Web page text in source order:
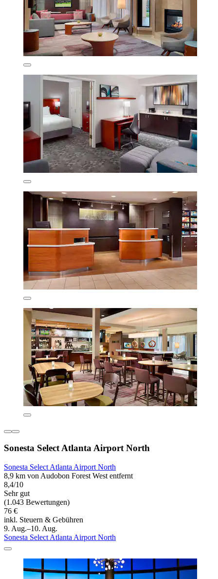
Sonesta Select Atlanta Airport North
Sonesta Select Atlanta Airport North
8,9 km von Audobon Forest West entfernt
8,4/10
Sehr gut
(1.043 Bewertungen)
76 €
inkl. Steuern & Gebühren
9. Aug.–10. Aug.
Sonesta Select Atlanta Airport North